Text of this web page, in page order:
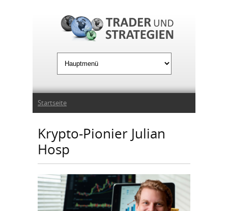
Sie sind hier
Startseite
Krypto-Pionier Julian
Hosp